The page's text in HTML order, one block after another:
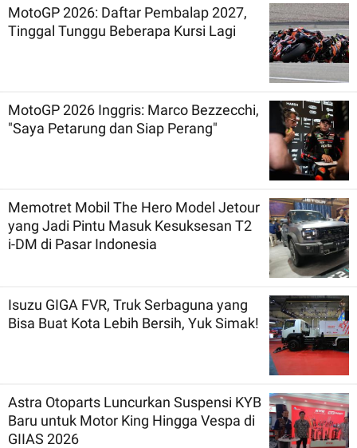
MotoGP 2026: Daftar Pembalap 2027,
Tinggal Tunggu Beberapa Kursi Lagi
MotoGP 2026 Inggris: Marco Bezzecchi,
"Saya Petarung dan Siap Perang"
Memotret Mobil The Hero Model Jetour
yang Jadi Pintu Masuk Kesuksesan T2
i-DM di Pasar Indonesia
Isuzu GIGA FVR, Truk Serbaguna yang
Bisa Buat Kota Lebih Bersih, Yuk Simak!
Astra Otoparts Luncurkan Suspensi KYB
Baru untuk Motor King Hingga Vespa di
GIIAS 2026